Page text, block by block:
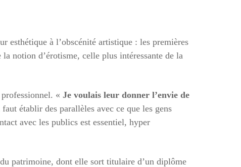
esthétique à l’obscénité artistique : les premières
notion d’érotisme, celle plus intéressante de la
« Je voulais leur donner l’envie de
établir des parallèles avec ce que les gens
avec les publics est essentiel, hyper
patrimoine, dont elle sort titulaire d’un diplôme